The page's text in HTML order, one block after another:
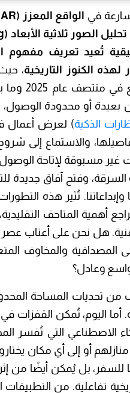
في الواقع المعزز (Augmented Reality – AR)
تُعيد تعريف مفهوم
الكنوز التاريخية،
ثقافية
بعيدة أو محدودة
الذكية) لعرض أعمال
والاستماع إلى
غير مسبوقة لإتاحة
وفتح آفاق جديدة
وإبداعاتنا. تُثير هذه
أهمية المتاحف
هل نحن على أعتاب عصر
والمخاوف
وعادل؟
من تحديات المساحة
أما اليوم، تُمكن القفزات في
الاصطناعي التي تُفسر
منازلهم أو إلى أي مكان
للسفر، بل يُمكن أيضًا من
تفاعلية. من